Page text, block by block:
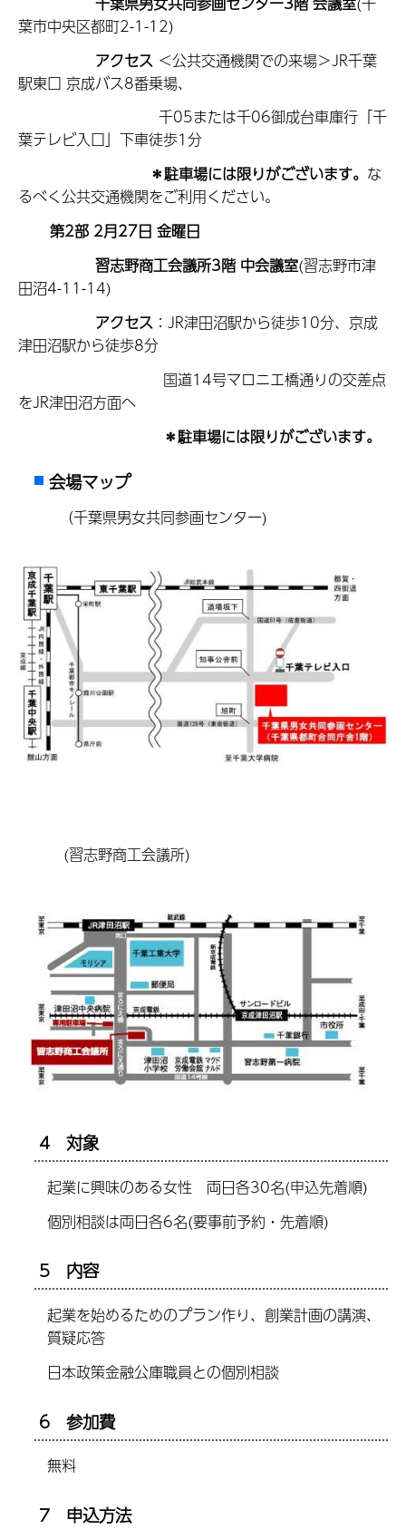
葉市中央区都町2-1-12)
アクセス ＜公共交通機関での来場＞JR千葉
駅東口 京成バス8番乗場、
千05または千06御成台車庫行「千
葉テレビ入口」下車徒歩1分
＊駐車場には限りがございます。 な
るべく公共交通機関をご利用ください。
第2部 2月27日 金曜日
習志野商工会議所3階 中会議室(習志野市津
田沼4-11-14)
アクセス ：JR津田沼駅から徒歩10分、京成
津田沼駅から徒歩8分
国道14号マロニエ橋通りの交差点
をJR津田沼方面へ
＊駐車場には限りがございます。
会場マップ
（千葉県男女共同参画センター)
(習志野商工会議所)
4 対象
起業に興味のある女性 両日各30名(申込先着順)
個別相談は両日各6名(要事前予約・先着順)
5 内容
起業を始めるためのプラン作り、創業計画の講演、
質疑応答
日本政策金融公庫職員との個別相談
6 参加費
無料
7 申込方法